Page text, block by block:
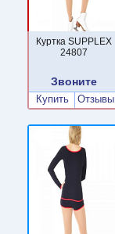
Куртка SUPPLEX
24807
Звоните
Купить Отзывы